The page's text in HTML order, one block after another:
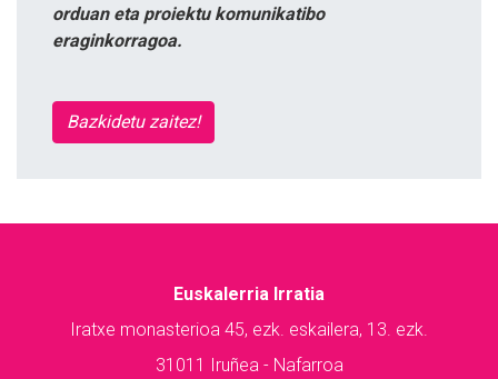
orduan eta proiektu komunikatibo
eraginkorragoa.
Bazkidetu zaitez!
Euskalerria Irratia
Iratxe monasterioa 45, ezk. eskailera, 13. ezk.
31011 Iruñea - Nafarroa